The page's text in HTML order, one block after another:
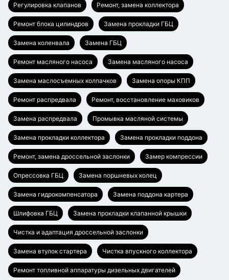
Регулировка клапанов Ремонт, замена коллектора
Ремонт блока цилиндров Замена прокладки ГБЦ
Замена коленвала Замена ГБЦ
Ремонт масляного насоса Замена масляного насоса
Замена маслосъемных колпачков Замена опоры КПП
Ремонт распредвала Ремонт, восстановление маховиков
Замена распредвала Промывка масляной системы
Замена прокладки коллектора Замена прокладки поддона
Ремонт, замена дроссельной заслонки Замер компрессии
Опрессовка ГБЦ Замена поршневых колец
Замена гидрокомпенсатора Замена поддона картера
Шлифовка ГБЦ Замена прокладки клапанной крышки
Чистка и адаптация дроссельной заслонки
Замена втулок стартера Чистка впускного коллектора
Ремонт топливной аппаратуры дизельных двигателей